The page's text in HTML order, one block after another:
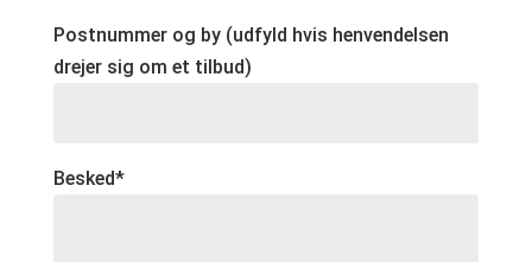
Postnummer og by (udfyld hvis henvendelsen
drejer sig om et tilbud)
Besked*